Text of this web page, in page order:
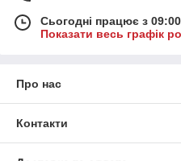
Сьогодні працює з
Показати весь графік
Про нас
Контакти